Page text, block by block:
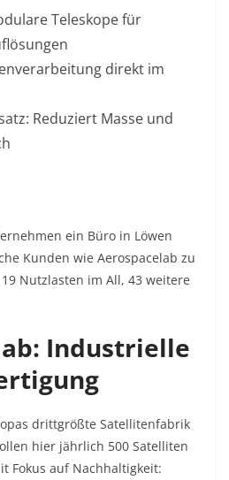
Teleskope für
direkt im
Reduziert Masse und
ein Büro in Löwen
Kunden wie Aerospacelab zu
Nutzlasten im All, 43 weitere
Industrielle
drittgrößte Satellitenfabrik
hier jährlich 500 Satelliten
Fokus auf Nachhaltigkeit: